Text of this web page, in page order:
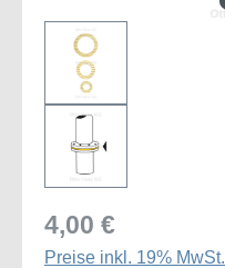
4,00 €
Preise inkl. 19% MwSt.